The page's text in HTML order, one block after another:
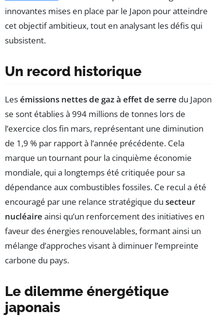
innovantes mises en place par le Japon pour atteindre
cet objectif ambitieux, tout en analysant les défis qui
subsistent.
Un record historique
Lesémissions nettes de gaz à effet de serre du Japon
se sont établies à 994 millions de tonnes lors de
l’exercice clos fin mars, représentant une diminution
de 1,9 % par rapport à l’année précédente. Cela
marque un tournant pour la cinquième économie
mondiale, qui a longtemps été critiquée pour sa
dépendance aux combustibles fossiles. Ce recul a été
encouragé par une relance stratégique du secteur
nucléaire ainsi qu’un renforcement des initiatives en
faveur des énergies renouvelables, formant ainsi un
mélange d’approches visant à diminuer l’empreinte
carbone du pays.
Le dilemme énergétique
japonais